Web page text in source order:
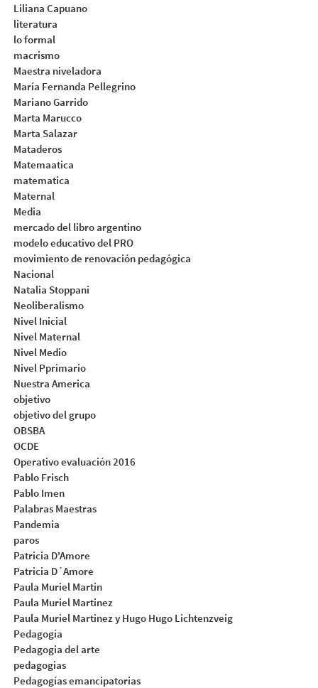
Liliana Capuano
literatura
lo formal
macrismo
Maestra niveladora
María Fernanda Pellegrino
Mariano Garrido
Marta Marucco
Marta Salazar
Mataderos
Matemaatica
matematica
Maternal
Media
mercado del libro argentino
modelo educativo del PRO
movimiento de renovación pedagógica
Nacional
Natalia Stoppani
Neoliberalismo
Nivel Inicial
Nivel Maternal
Nivel Medio
Nivel Pprimario
Nuestra America
objetivo
objetivo del grupo
OBSBA
OCDE
Operativo evaluación 2016
Pablo Frisch
Pablo Imen
Palabras Maestras
Pandemia
paros
Patricia D'Amore
Patricia D´Amore
Paula Muriel Martin
Paula Muriel Martinez
Paula Muriel Martinez y Hugo Hugo Lichtenzveig
Pedagogía
Pedagogia del arte
pedagogias
Pedagogías emancipatorias